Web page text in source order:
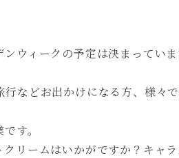
ウィークの予定は決まってい
などお出かけになる方、様々で
す。
リームはいかがですか？キャ